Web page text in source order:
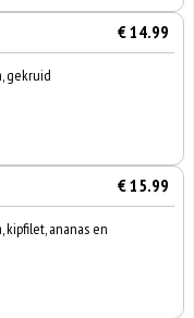
€ 14.99
gekruid
€ 15.99
kipfilet, ananas en